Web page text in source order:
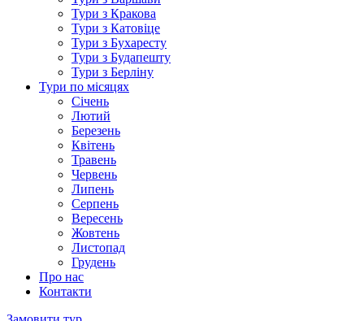
Тури з Кракова
Тури з Катовіце
Тури з Бухаресту
Тури з Будапешту
Тури з Берліну
Тури по місяцях
Січень
Лютий
Березень
Квітень
Травень
Червень
Липень
Серпень
Вересень
Жовтень
Листопад
Грудень
Про нас
Контакти